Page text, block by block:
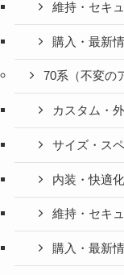
維持・セキ
購入・最新
70系（不変の
カスタム・
サイズ・ス
内装・快適化
維持・セキ
購入・最新